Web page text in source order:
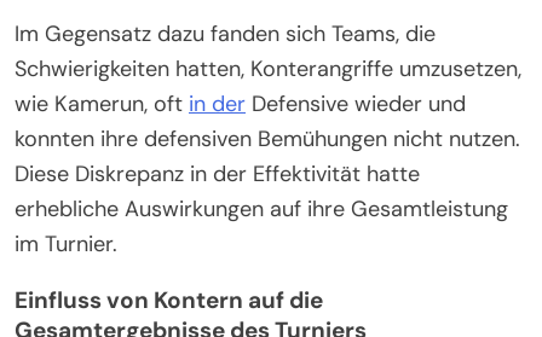
Im Gegensatz dazu fanden sich Teams, die
Schwierigkeiten hatten, Konterangriffe umzusetzen,
wie Kamerun, oft in der Defensive wieder und
konnten ihre defensiven Bemühungen nicht nutzen.
Diese Diskrepanz in der Effektivität hatte
erhebliche Auswirkungen auf ihre Gesamtleistung
im Turnier.
Einfluss von Kontern auf die
Gesamtergebnisse des Turniers